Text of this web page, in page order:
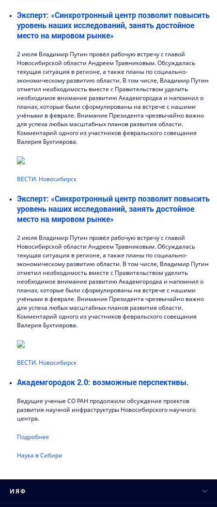
Эксперт: «Синхротронный центр позволит повысить
уровень наших исследований, занять достойное
место на мировом рынке»
2 июля Владимир Путин провёл рабочую встречу с главой
Новосибирской области Андреем Травниковым. Обсуждалась
текущая ситуация в регионе, а также планы по социально-
экономическому развитию области. В том числе, Владимир Путин
отметил необходимость вместе с Правительством уделить
необходимое внимание развитию Академгородка и напомнил о
планах, которые были сформулированы на встрече с нашими
учёными в феврале. Внимание Президента чрезвычайно важно
для успеха любых масштабных планов развития области.
Комментарий одного из участников февральского совещания
Валерия Бухтиярова.
ВЕСТИ. Новосибирск
Эксперт: «Синхротронный центр позволит повысить
уровень наших исследований, занять достойное
место на мировом рынке»
2 июля Владимир Путин провёл рабочую встречу с главой
Новосибирской области Андреем Травниковым. Обсуждалась
текущая ситуация в регионе, а также планы по социально-
экономическому развитию области. В том числе, Владимир Путин
отметил необходимость вместе с Правительством уделить
необходимое внимание развитию Академгородка и напомнил о
планах, которые были сформулированы на встрече с нашими
учёными в феврале. Внимание Президента чрезвычайно важно
для успеха любых масштабных планов развития области.
Комментарий одного из участников февральского совещания
Валерия Бухтиярова.
ВЕСТИ. Новосибирск
Академгородок 2.0: возможные перспективы.
Ведущие ученые СО РАН продолжили обсуждение проектов
развития научной инфраструктуры Новосибирского научного
центра.
Подробнее
Наука в Сибири
ИЯФ